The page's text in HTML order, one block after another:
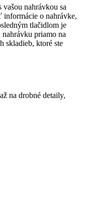
nahrávkou sa
o nahrávke,
tlačidlom je
priamo na
skladieb, ktoré ste
na drobné detaily,